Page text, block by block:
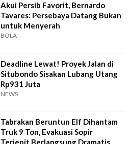
Akui Persib Favorit, Bernardo
Tavares: Persebaya Datang Bukan
untuk Menyerah
BOLA
Deadline Lewat! Proyek Jalan di
Situbondo Sisakan Lubang Utang
Rp931 Juta
NEWS
Tabrakan Beruntun Elf Dihantam
Truk 9 Ton, Evakuasi Sopir
Terjepit Berlangsung Dramatis